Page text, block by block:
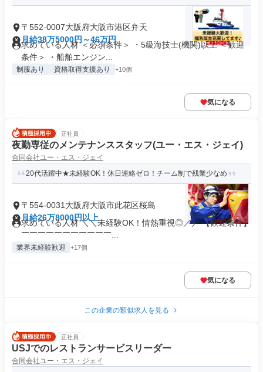
〒552-0007大阪府大阪市港区弁天
月給38万5000円～46万円
求めている人材 ＜必須条件＞ ・5級海技士(機関)以上 ＜歓迎
条件＞ ・船舶エンジン...
制服あり 資格取得支援あり +10個
気になる
正社員
夜勤専従のメンテナンススタッフ(ユー・エス・ジェイ)
合同会社ユー・エス・ジェイ
20代活躍中★未経験OK！休日連絡ゼロ！チーム制で残業少なめ
〒554-0031大阪府大阪市此花区桜島
月給26万8000円以上
求めている人材 ＼＼未経験OK！情熱重視◎／／ 【歓迎条件】
￣￣￣￣￣￣￣￣￣￣￣...
業界未経験歓迎 +17個
気になる
この企業の類似求人を見る
正社員
USJでのレストランサービスリーダー
合同会社ユー・エス・ジェイ